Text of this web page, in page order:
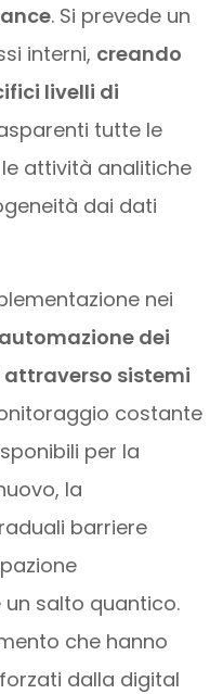
. Si prevede un
interni, creando
livelli di
tutte le
attività analitiche
dai dati
nei
dei
sistemi
costante
per la
la
barriere
un salto quantico.
che hanno
dalla digital